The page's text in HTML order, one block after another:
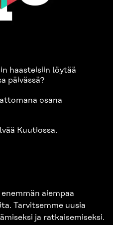
haasteisiin löytää
päivässä?
osana
Kuutiossa.
aiempaa
Tarvitsemme uusia
ja ratkaisemiseksi.